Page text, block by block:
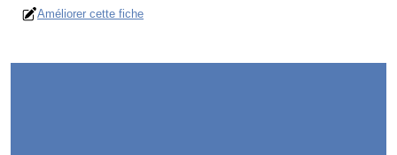
Améliorer cette fiche